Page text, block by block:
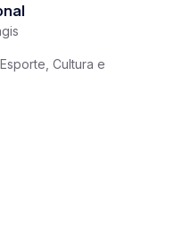
Cultura e